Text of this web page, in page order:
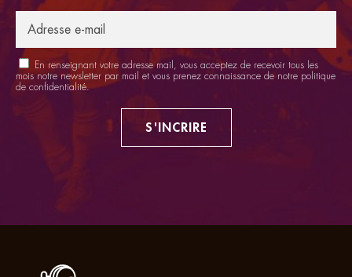
En renseignant votre adresse mail, vous acceptez de recevoir tous les
mois notre newsletter par mail et vous prenez connaissance de notre politique
de confidentialité.
S'INCRIRE